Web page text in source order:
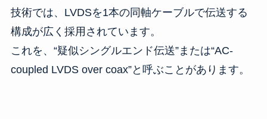
技術では、LVDSを1本の同軸ケーブルで伝送する
構成が広く採用されています。
これを、“疑似シングルエンド伝送”または“AC-
coupled LVDS over coax”と呼ぶことがあります。